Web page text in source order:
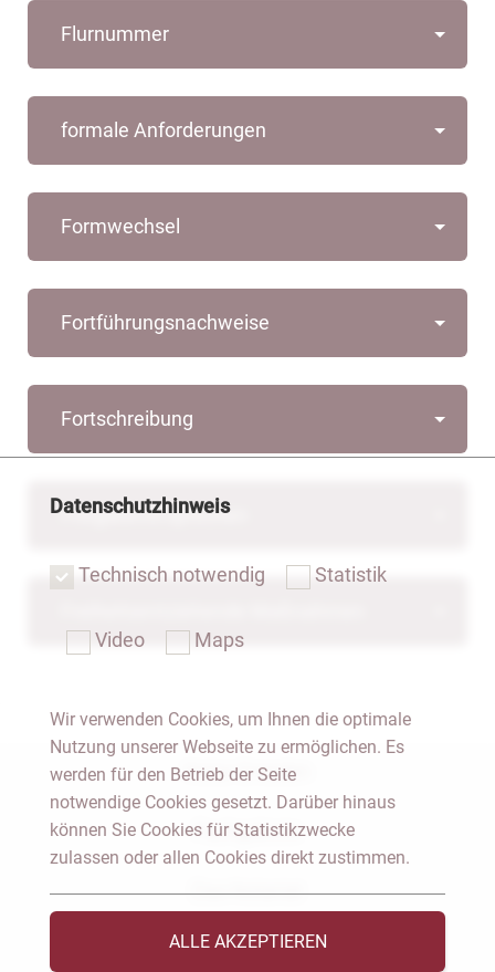
Flurnummer
formale Anforderungen
Formwechsel
Fortführungsnachweise
Fortschreibung
Freigabeversprechen
Notar Dresden
Fachgebiete
Das Notariat
Vorträge & Veröffentlichungen
Datenschutzhinweis
Technisch notwendig Statistik
Video Maps
Wir verwenden Cookies, um Ihnen die optimale
Nutzung unserer Webseite zu ermöglichen. Es
werden für den Betrieb der Seite
notwendige Cookies gesetzt. Darüber hinaus
können Sie Cookies für Statistikzwecke
zulassen oder allen Cookies direkt zustimmen.
ALLE AKZEPTIEREN